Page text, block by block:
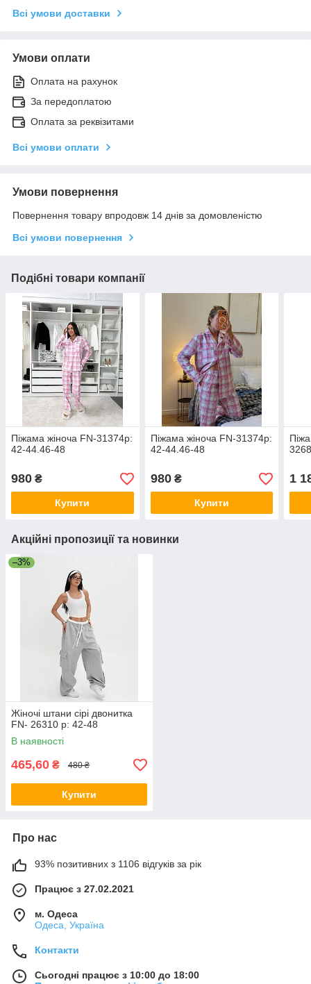
Всі умови доставки
Умови оплати
Оплата на рахунок
За передоплатою
Оплата за реквізитами
Всі умови оплати
Умови повернення
Повернення товару впродовж 14 днів за домовленістю
Всі умови повернення
Подібні товари компанії
Піжама жіноча FN-31374р:
42-44.46-48
980 ₴
Купити
Піжама жіноча FN-31374р:
42-44.46-48
980₴
Купити
1
Акційні пропозиції та новинки
–3%
Жіночі штани сірі двонитка
FN- 26310 р: 42-48
В наявності
465,60 ₴ 480 ₴
Купити
Про нас
93% позитивних з 1106 відгуків за рік
Працює з 27.02.2021
м. Одеса
Одеса, Україна
Контакти
Сьогодні працює з 10:00 до 18:00